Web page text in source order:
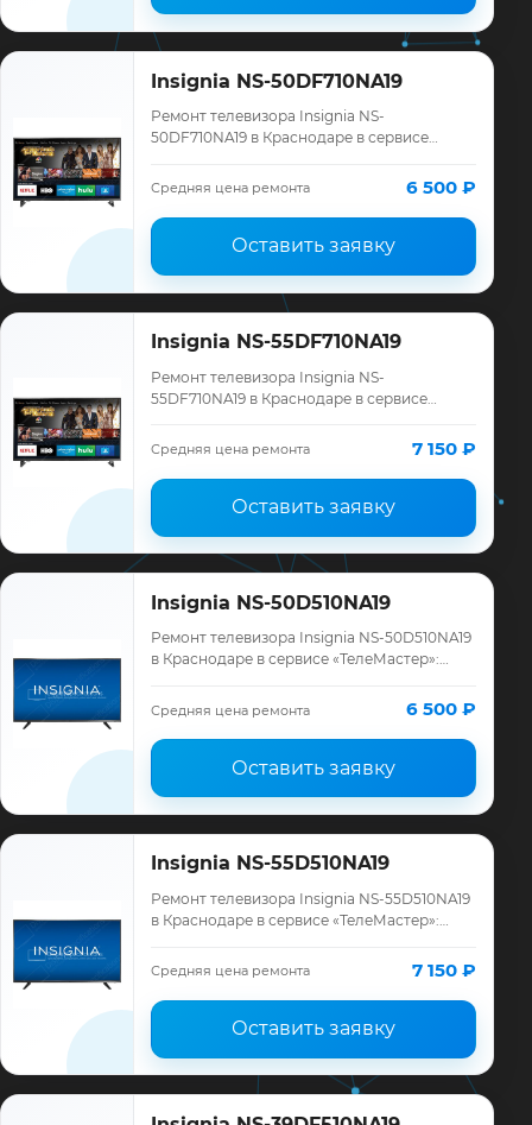
Insignia NS-50DF710NA19
Ремонт телевизора Insignia NS-
50DF710NA19 в Краснодаре в сервисе
Insignia, смета до ремонта, запчасти и
Средняя цена ремонта 6 500 ₽
Оставить заявку
Insignia NS-55DF710NA19
Ремонт телевизора Insignia NS-
55DF710NA19 в Краснодаре в сервисе
Insignia, смета до ремонта, запчасти и
гарантия до 12 ме…
Средняя цена ремонта 7 150 ₽
Оставить заявку
Insignia NS-50D510NA19
Ремонт телевизора Insignia NS-50D510NA19
в Краснодаре в сервисе «ТелеМастер»:
ремонта, запчасти и гарантия до 12 мес…
Средняя цена ремонта 6 500 ₽
Оставить заявку
Insignia NS-55D510NA19
Ремонт телевизора Insignia NS-55D510NA19
в Краснодаре в сервисе «ТелеМастер»:
ремонта, запчасти и гарантия до 12 мес…
Средняя цена ремонта 7 150 ₽
Оставить заявку